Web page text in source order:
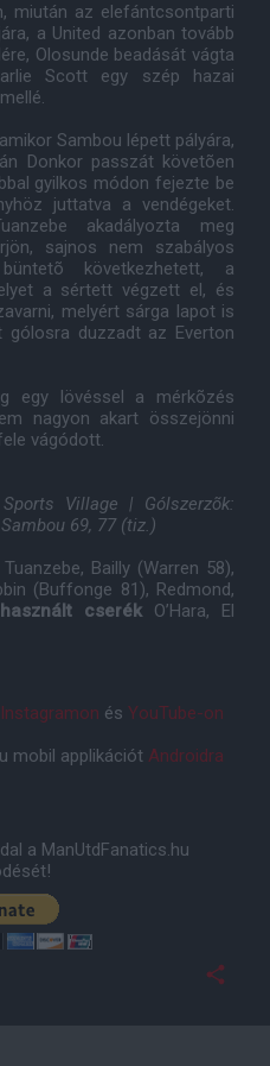
miután az elefántcsontparti
a United azonban tovább
Olosunde beadását vágta
Scott egy szép hazai
Sambou lépett pályára,
Donkor passzát követõen
gyilkos módon fejezte be
juttatva a vendégeket.
akadályozta meg
sajnos nem szabályos
következhetett, a
a sértett végzett el, és
melyért sárga lapot is
gólosra duzzadt az Everton
egy lövéssel a mérkõzés
nagyon akart összejönni
vágódott.
Village | Gólszerzõk:
69, 77 (tiz.)
Bailly (Warren 58),
(Buffonge 81), Redmond,
cserékO’Hara, El
Instagramon és YouTube-on
mobil applikációt Androidra
a ManUtdFanatics.hu